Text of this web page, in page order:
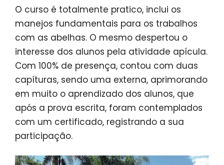
O curso é totalmente pratico, inclui os
manejos fundamentais para os trabalhos
com as abelhas. O mesmo despertou o
interesse dos alunos pela atividade apícula.
Com 100% de presença, contou com duas
capíturas, sendo uma externa, aprimorando
em muito o aprendizado dos alunos, que
após a prova escrita, foram contemplados
com um certificado, registrando a sua
participação.